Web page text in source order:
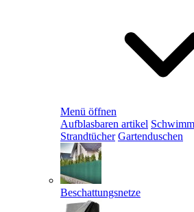
Menü öffnen
Aufblasbaren artikel
Strandtücher Gartenduschen
Beschattungsnetze